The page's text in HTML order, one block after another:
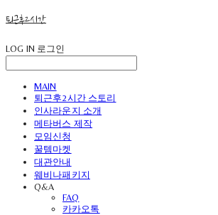
퇴근후2시간
LOG IN 로그인
MAIN
퇴근후2시간 스토리
인사라운지 소개
메타버스 제작
모임신청
꿀템마켓
대관안내
웨비나패키지
Q&A
FAQ
카카오톡